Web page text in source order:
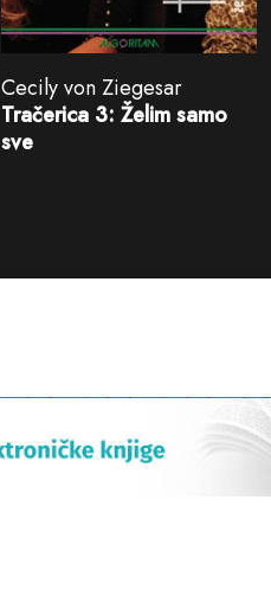
Cecily von Ziegesar
Tračerica 3: Želim samo
sve